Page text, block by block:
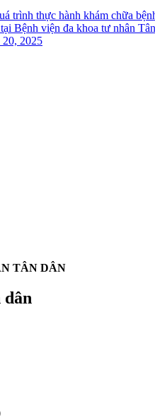
trình thực hành khám chữa
Bệnh viện đa khoa tư nhân
20, 2025
TÂN DÂN
dân